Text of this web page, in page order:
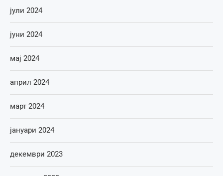
јули 2024
јуни 2024
мај 2024
април 2024
март 2024
јануари 2024
декември 2023